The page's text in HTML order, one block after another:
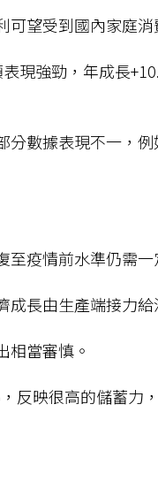
望受到國內家庭消
現強勁，年成長
數據表現不一，例
至疫情前水準仍需
長由生產端接力給
相當審慎。
反映很高的儲蓄力